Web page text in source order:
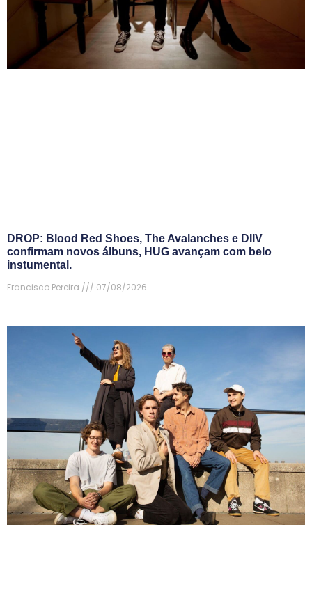
DROP: Blood Red Shoes, The Avalanches e DIIV
confirmam novos álbuns, HUG avançam com belo
instumental.
Francisco Pereira
07/08/2026